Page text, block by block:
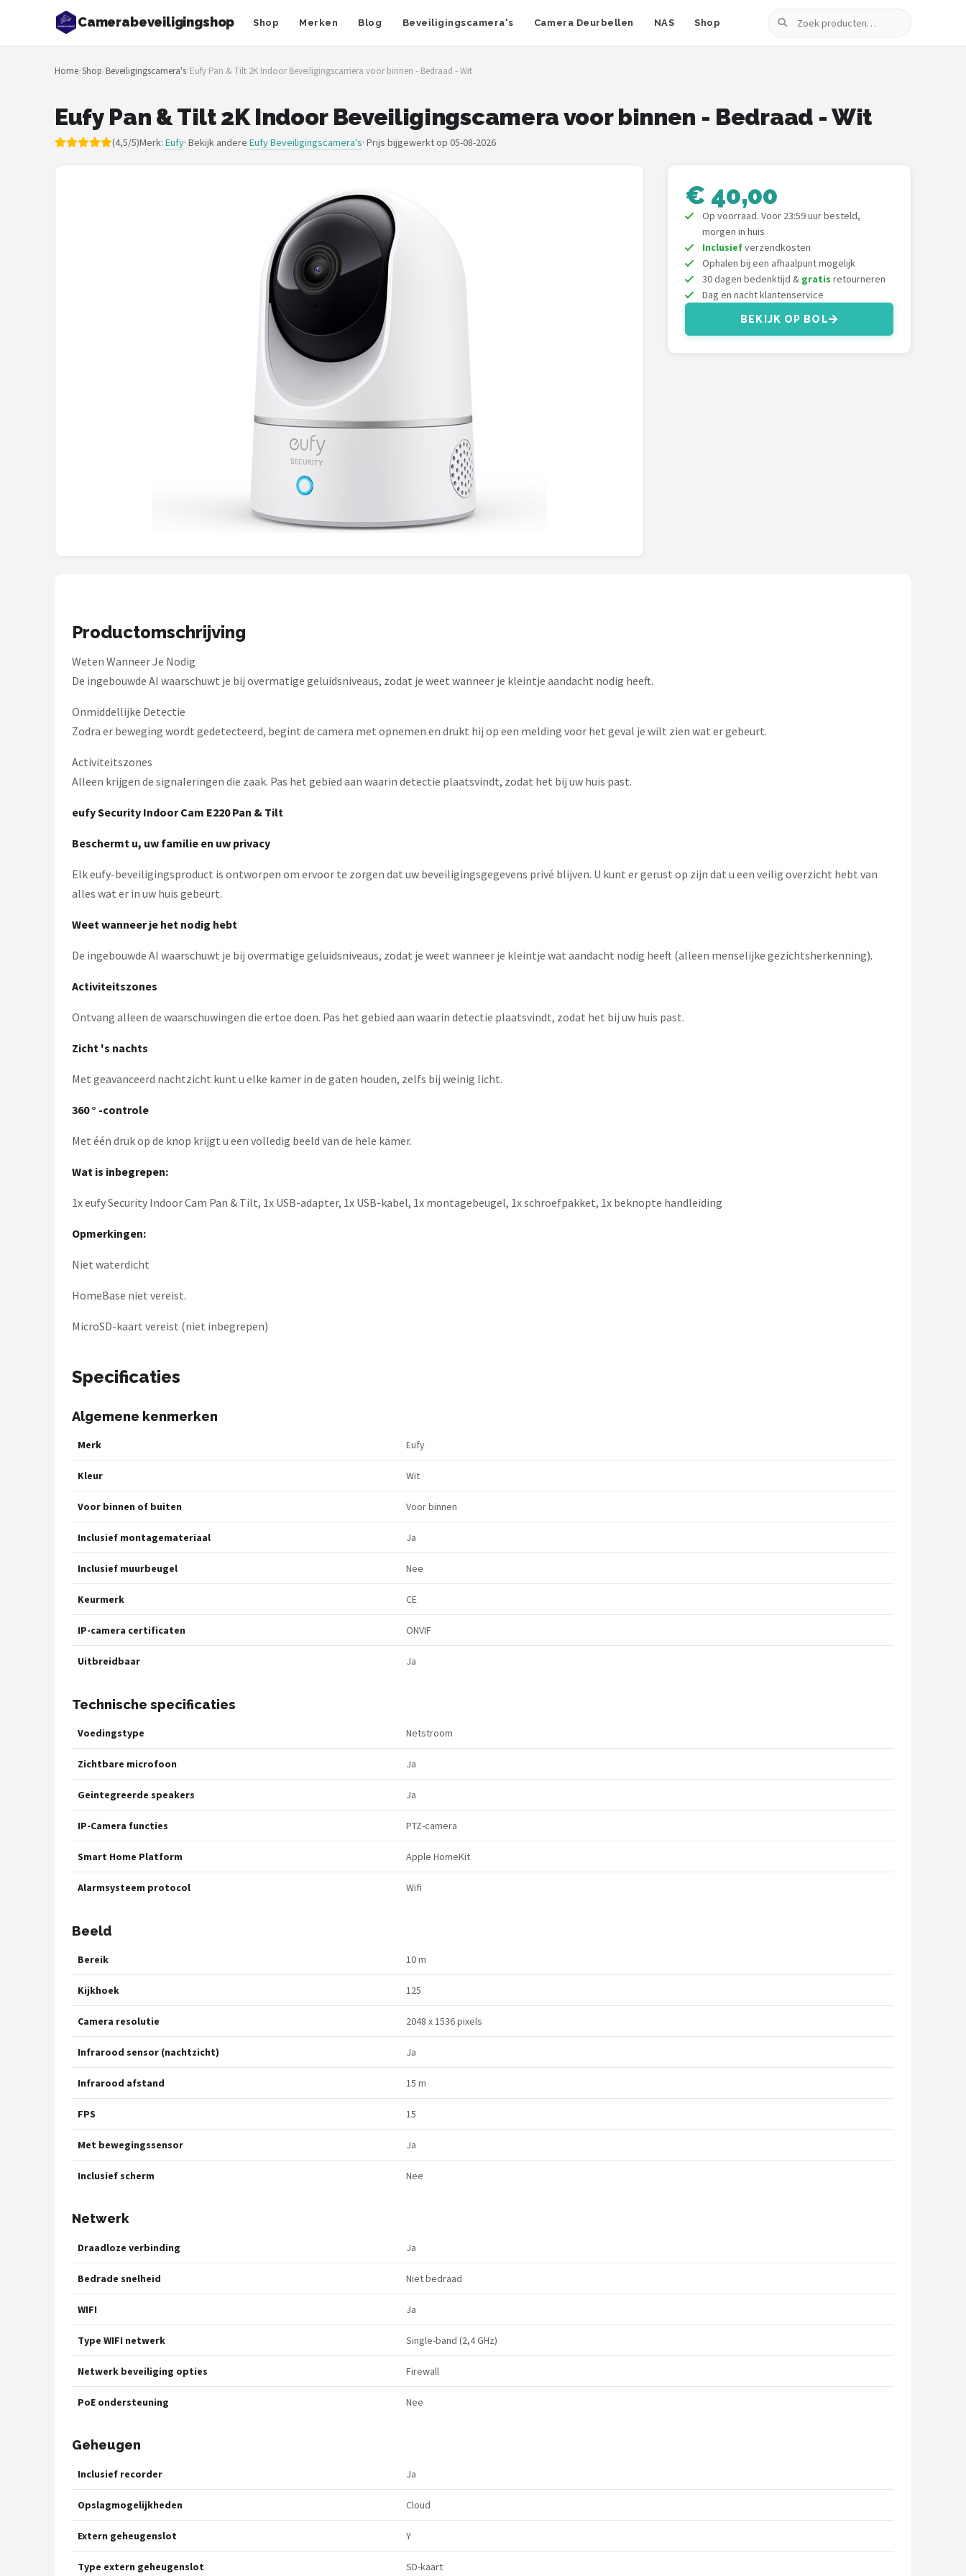
Camerabeveiligingshop Shop Merken Blog Beveiligingscamera's Camera Deurbellen NAS Shop
Zoeken
Zoeken
NAVIGATIE
Merken
Alle merken →
Home/Shop/Beveiligingscamera's/Eufy Pan & Tilt 2K Indoor Beveiligingscamera voor binnen - Bedraad - Wit
Eufy Pan & Tilt 2K Indoor Beveiligingscamera voor binnen - Bedraad - Wit
(4,5/5)Merk: Eufy· Bekijk andere Eufy Beveiligingscamera's· Prijs bijgewerkt op 05-08-2026
€ 40,00
Op voorraad. Voor 23:59 uur besteld,
morgen in huis
Inclusiefverzendkosten
Ophalen bij een afhaalpunt mogelijk
30 dagen bedenktijd & gratis retourneren
Dag en nacht klantenservice
BEKIJK OP BOL
Productomschrijving
Weten Wanneer Je Nodig
De ingebouwde AI waarschuwt je bij overmatige geluidsniveaus, zodat je weet wanneer je kleintje aandacht nodig heeft.
Onmiddellijke Detectie
Zodra er beweging wordt gedetecteerd, begint de camera met opnemen en drukt hij op een melding voor het geval je wilt zien wat er gebeurt.
Activiteitszones
Alleen krijgen de signaleringen die zaak. Pas het gebied aan waarin detectie plaatsvindt, zodat het bij uw huis past.
eufy Security Indoor Cam E220 Pan & Tilt
Beschermt u, uw familie en uw privacy
Elk eufy-beveiligingsproduct is ontworpen om ervoor te zorgen dat uw beveiligingsgegevens privé blijven. U kunt er gerust op zijn dat u een veilig overzicht hebt van
alles wat er in uw huis gebeurt.
Weet wanneer je het nodig hebt
De ingebouwde AI waarschuwt je bij overmatige geluidsniveaus, zodat je weet wanneer je kleintje wat aandacht nodig heeft (alleen menselijke gezichtsherkenning).
Activiteitszones
Ontvang alleen de waarschuwingen die ertoe doen. Pas het gebied aan waarin detectie plaatsvindt, zodat het bij uw huis past.
Zicht 's nachts
Met geavanceerd nachtzicht kunt u elke kamer in de gaten houden, zelfs bij weinig licht.
360 ° -controle
Met één druk op de knop krijgt u een volledig beeld van de hele kamer.
Wat is inbegrepen:
1x eufy Security Indoor Cam Pan & Tilt, 1x USB-adapter, 1x USB-kabel, 1x montagebeugel, 1x schroefpakket, 1x beknopte handleiding
Opmerkingen:
Niet waterdicht
HomeBase niet vereist.
MicroSD-kaart vereist (niet inbegrepen)
Specificaties
Algemene kenmerken
Merk Eufy
Kleur Wit
Voor binnen of buiten Voor binnen
Inclusief montagemateriaal Ja
Inclusief muurbeugel Nee
Keurmerk CE
IP-camera certificaten ONVIF
Uitbreidbaar Ja
Technische specificaties
Voedingstype Netstroom
Zichtbare microfoon Ja
Geintegreerde speakers Ja
IP-Camera functies PTZ-camera
Smart Home Platform Apple HomeKit
Alarmsysteem protocol Wifi
Beeld
Bereik 10 m
Kijkhoek 125
Camera resolutie 2048 x 1536 pixels
Infrarood sensor (nachtzicht) Ja
Infrarood afstand 15 m
FPS 15
Met bewegingssensor Ja
Inclusief scherm Nee
Netwerk
Draadloze verbinding Ja
Bedrade snelheid Niet bedraad
WIFI Ja
Type WIFI netwerk Single-band (2,4 GHz)
Netwerk beveiliging opties Firewall
PoE ondersteuning Nee
Geheugen
Inclusief recorder Ja
Opslagmogelijkheden Cloud
Extern geheugenslot Y
Type extern geheugenslot SD-kaart